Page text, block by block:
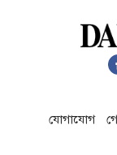
যোগাযোগ